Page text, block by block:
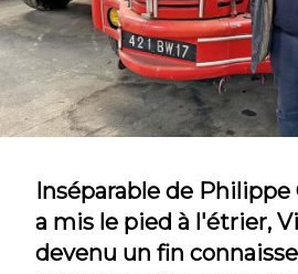
Inséparable de
a mis le pied à l'étrier,
devenu un fin